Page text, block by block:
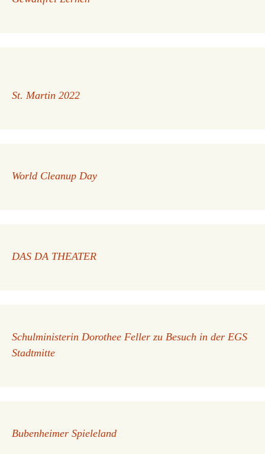
St. Martin 2022
World Cleanup Day
DAS DA THEATER
Schulministerin Dorothee Feller zu Besuch in der EGS
Stadtmitte
Bubenheimer Spieleland